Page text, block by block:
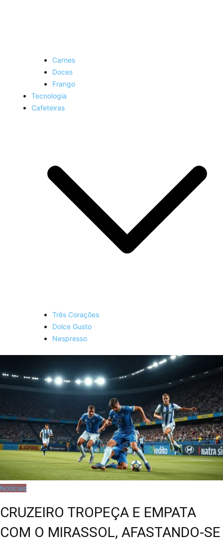
Carnes
Doces
Frango
Tecnologia
Cafeteiras
Três Corações
Dolce Gusto
Nespresso
Notícias
CRUZEIRO TROPEÇA E EMPATA
COM O MIRASSOL, AFASTANDO-SE